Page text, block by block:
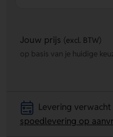
Jouw prijs (excl. BTW)
op basis van je huidige
Levering
spoedlevering op